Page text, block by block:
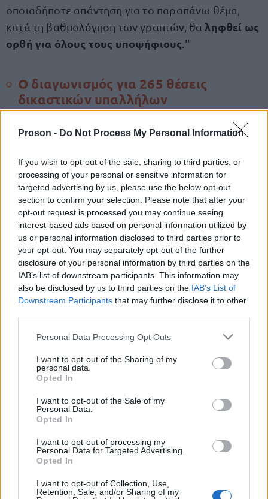
Proson - Do Not Process My Personal Information
If you wish to opt-out of the sale, sharing to third parties, or
processing of your personal or sensitive information for
targeted advertising by us, please use the below opt-out
section to confirm your selection. Please note that after your
opt-out request is processed you may continue seeing
interest-based ads based on personal information utilized by
us or personal information disclosed to third parties prior to
your opt-out. You may separately opt-out of the further
disclosure of your personal information by third parties on the
IAB’s list of downstream participants. This information may
also be disclosed by us to third parties on the IAB’s List of
Downstream Participants that may further disclose it to other
Please note that this website/app uses one or more Google
not limited to your visit or usage behaviour. You may click to
grant or deny consent to Google and its third-party tags to
use your data for below specified purposes in below Google
consent section.
Personal Data Processing Opt Outs
I want to opt-out of the Sharing of my
personal data.
Opted In
I want to opt-out of the Sale of my
Personal Data.
Opted In
I want to opt-out of processing my
Personal Data for Targeted Advertising.
Opted In
I want to opt-out of Collection, Use,
Retention, Sale, and/or Sharing of my
οποιαδήποτε απάντηση για το παραπάνω θέμα,
κατά τη βαθμολόγηση των γραπτών, θαληφθεί ως
ορθή για όλους τους υποψήφιους .''
Ο διαγωνισμός για 265 θέσεις
δικαστικών υπαλλήλων
Υπενθυμίζεται ότι το πρώτο στάδιο του γραπτού
Σαββατοκύριακο 4 και 5 Ιουλίου 2026και αφορά
την επιλογή 265 εκπαιδευομένων, οι οποίοι μετά
την ολοκλήρωση της διαδικασίας θα στελεχώσουν
θέσεις δικαστικών υπαλλήλων.
Στον διαγωνισμό συμμετείχαν υποψήφιοι των
κατηγοριών Πανεπιστημιακής (ΠΕ), Τεχνολογικής
ΤΕ) και Δευτεροβάθμιας Εκπαίδευσης (ΔΕ), με
προοπτική τοποθέτησης στα πολιτικά και ποινικά
Πότε θα διεξαχθεί το δεύτερο στάδιο
Μετά την ολοκλήρωση του πρώτου σταδίου, η
του διαγωνισμού, το οποίο έχει προγραμματιστεί
να διεξαχθεί στην Αθήνα από την
25η Νοεμβρίου 2026.